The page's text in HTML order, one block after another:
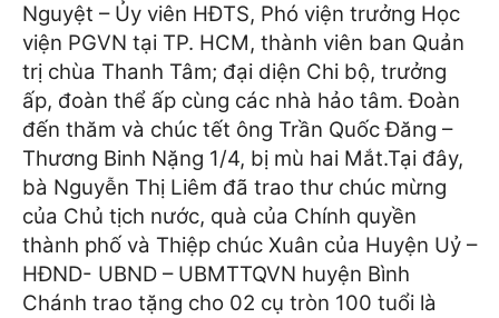
Nguyệt – Ủy viên HĐTS, Phó viện trưởng Học
viện PGVN tại TP. HCM, thành viên ban Quản
trị chùa Thanh Tâm; đại diện Chi bộ, trưởng
ấp, đoàn thể ấp cùng các nhà hảo tâm.Đoàn
đến thăm và chúc tết ông Trần Quốc Đăng –
Thương Binh Nặng 1/4, bị mù hai Mắt.Tại đây,
bà Nguyễn Thị Liêm đã trao thư chúc mừng
của Chủ tịch nước, quà của Chính quyền
thành phố và Thiệp chúc Xuân của Huyện Uỷ –
HĐND- UBND – UBMTTQVN huyện Bình
Chánh trao tặng cho 02 cụ tròn 100 tuổi là